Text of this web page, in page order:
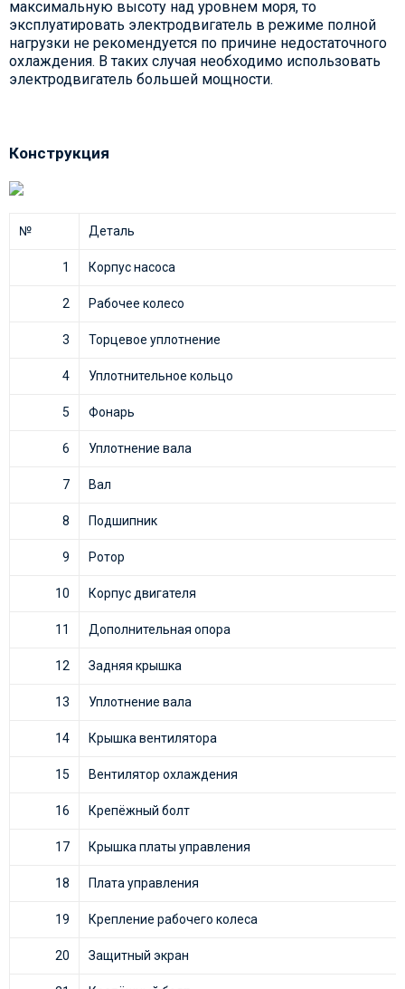
максимальную высоту над уровнем моря, то
эксплуатировать электродвигатель в режиме полной
нагрузки не рекомендуется по причине недостаточного
охлаждения. В таких случая необходимо использовать
электродвигатель большей мощности.
Конструкция
№ Деталь
1 Корпус насоса
2 Рабочее колесо
3 Торцевое уплотнение
4 Уплотнительное кольцо
5 Фонарь
6 Уплотнение вала
7 Вал
8 Подшипник
9 Ротор
10 Корпус двигателя
11 Дополнительная опора
12 Задняя крышка
13 Уплотнение вала
14 Крышка вентилятора
15 Вентилятор охлаждения
16 Крепёжный болт
17 Крышка платы управления
18 Плата управления
19 Крепление рабочего колеса
20 Защитный экран